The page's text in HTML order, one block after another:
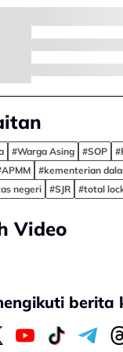
#Warga Asing #SOP
#kementerian
negeri #SJR #total
Video
berita